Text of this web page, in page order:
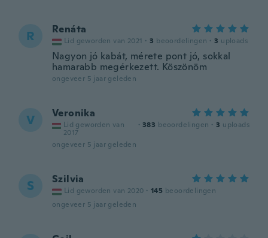
R Renáta
Lid geworden van 2021 · 3 beoordelingen · 3 uploads
Nagyon jó kabát, mérete pont jó, sokkal
hamarabb megérkezett. Köszönöm
ongeveer 5 jaar geleden
V Veronika
Lid geworden van
2017
· 383 beoordelingen · 3 uploads
ongeveer 5 jaar geleden
S Szilvia
Lid geworden van 2020 · 145 beoordelingen
ongeveer 5 jaar geleden